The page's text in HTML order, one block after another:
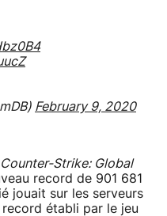
February 9, 2020
Counter-Strike: Global
record de 901 681
jouait sur les serveurs
établi par le jeu